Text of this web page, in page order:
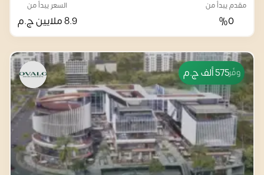
مقدم يبدأ من
%0
السعر يبدأ من
8.9 ملايين ج.م
وفّر575 ألف ج.م